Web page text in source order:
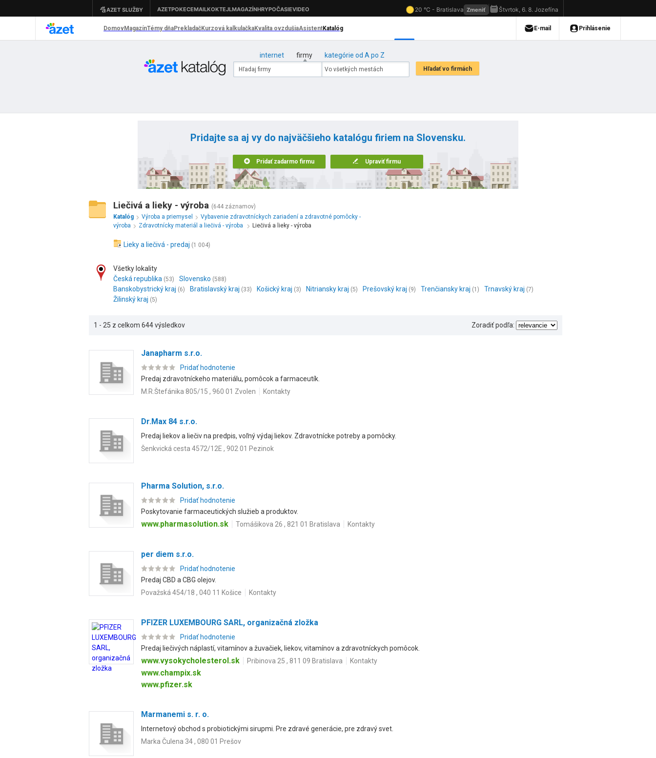
internet firmy kategórie od A po Z
Pridajte sa aj vy do najväčšieho katalógu firiem na Slovensku.
Pridať zadarmo firmu Upraviť firmu
Liečivá a lieky - výroba (644 záznamov)
Katalóg
Výroba a priemysel
Vybavenie zdravotníckych zariadení a zdravotné pomôcky -
výroba
Zdravotnícky materiál a liečivá - výroba Liečivá a lieky - výroba
Lieky a liečivá - predaj (1 004)
Všetky lokality
Česká republika (53) Slovensko (588)
Banskobystrický kraj (6) Bratislavský kraj (33) Košický kraj (3) Nitriansky kraj (5) Prešovský kraj (9) Trenčiansky kraj (1) Trnavský kraj (7)
Žilinský kraj (5)
1 - 25 z celkom 644 výsledkov Zoradiť podľa:
Janapharm s.r.o.
Pridať hodnotenie
Predaj zdravotníckeho materiálu, pomôcok a farmaceutík.
M.R.Štefánika 805/15 , 960 01 Zvolen
Kontakty
Dr.Max 84 s.r.o.
Predaj liekov a liečiv na predpis, voľný výdaj liekov. Zdravotnícke potreby a pomôcky.
Šenkvická cesta 4572/12E , 902 01 Pezinok
Pharma Solution, s.r.o.
Pridať hodnotenie
Poskytovanie farmaceutických služieb a produktov.
www.pharmasolution.sk Tomášikova 26 , 821 01 Bratislava Kontakty
per diem s.r.o.
Pridať hodnotenie
Predaj CBD a CBG olejov.
Považská 454/18 , 040 11 Košice
Kontakty
PFIZER LUXEMBOURG SARL, organizačná zložka
Pridať hodnotenie
Predaj liečivých náplastí, vitamínov a žuvačiek, liekov, vitamínov a zdravotníckych pomôcok.
www.vysokycholesterol.sk Pribinova 25 , 811 09 Bratislava Kontakty
www.champix.sk
www.pfizer.sk
Marmanemi s. r. o.
Internetový obchod s probiotickými sirupmi. Pre zdravé generácie, pre zdravý svet.
Marka Čulena 34 , 080 01 Prešov